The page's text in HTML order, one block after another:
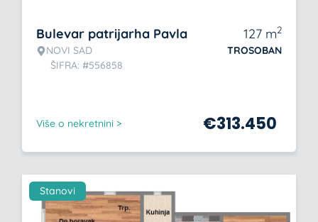
Bulevar patrijarha Pavla
NOVI SAD
ŠIFRA: #556858
127 m2
TROSOBAN
Više o nekretnini > €313.450
Stanovi